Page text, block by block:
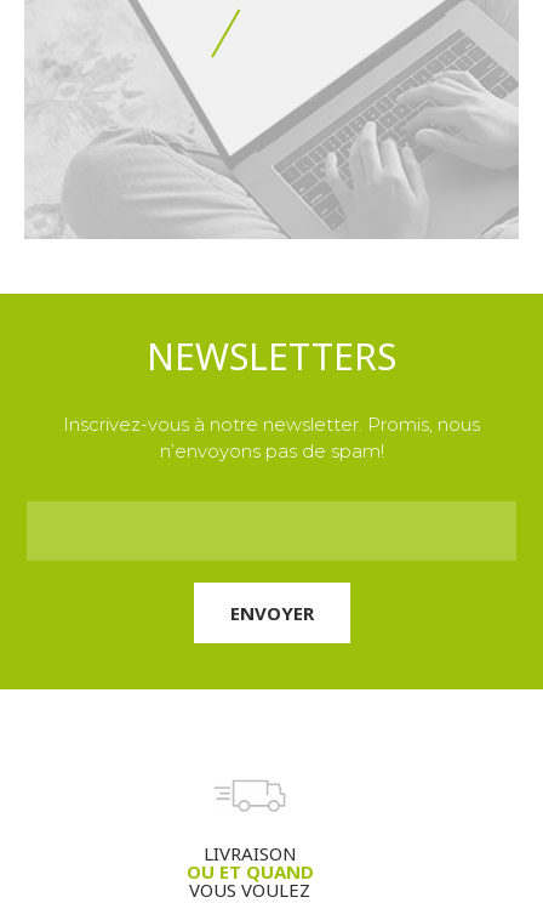
NEWSLETTERS
Inscrivez-vous à notre newsletter. Promis, nous
n’envoyons pas de spam!
LIVRAISON
OU ET QUAND
VOUS VOULEZ